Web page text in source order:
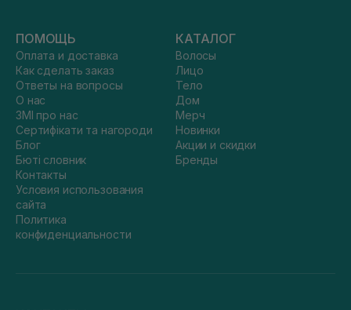
ПОМОЩЬ
Оплата и доставка
Как сделать заказ
Ответы на вопросы
О нас
ЗМІ про нас
Сертифікати та нагороди
Блог
Бюті словник
Контакты
Условия использования
сайта
Политика
конфиденциальности
КАТАЛОГ
Волосы
Лицо
Тело
Дом
Мерч
Новинки
Акции и скидки
Бренды